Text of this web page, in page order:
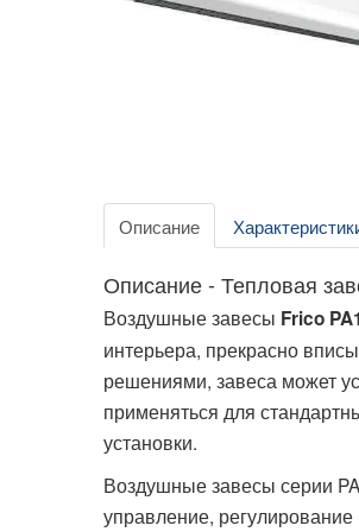
Описание
Описание - Тепловая
Воздушные завесы Frico
интерьера, прекрасно
решениями, завеса может
применяться для
установки.
Воздушные завесы серии
управление,